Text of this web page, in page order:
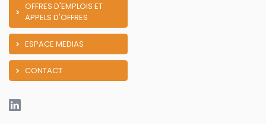
OFFRES D'EMPLOIS ET
APPELS D'OFFRES
ESPACE MEDIAS
CONTACT